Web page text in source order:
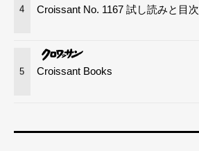
4 Croissant No. 1167 試し読みと目次
5 Croissant Books